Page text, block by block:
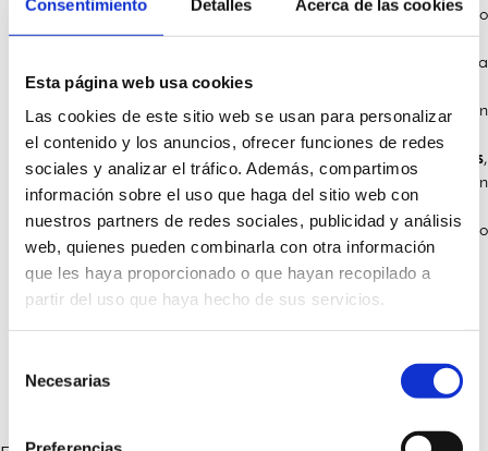
Consentimiento Detalles Acerca de las cookies
Esta página web usa cookies
Las cookies de este sitio web se usan para personalizar
el contenido y los anuncios, ofrecer funciones de redes
sociales y analizar el tráfico. Además, compartimos
información sobre el uso que haga del sitio web con
nuestros partners de redes sociales, publicidad y análisis
web, quienes pueden combinarla con otra información
que les haya proporcionado o que hayan recopilado a
partir del uso que haya hecho de sus servicios.
Necesarias
Realizar prácticas no laborales en el marco de un convenio
elaborado a tal fin.
Realización o ampliación de estudios que conduzca a la
obtención de un título o certificado de estudios.
Prestación de un servicio de voluntariadodentro de un
programa que persiga objetivos de interés general.
Para participar en un programa de movilidad de alumnos,
en un programa de enseñanza secundaria y/o bachillerato en
un centro docente o científico oficialmente reconocido.
Para la realización de actividades de investigación o
formación.
permiso de residencia de un estudiente